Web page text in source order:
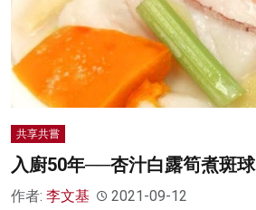
共享共嘗
入廚50年──杏汁白露筍煮斑球
作者: 李文基 2021-09-12